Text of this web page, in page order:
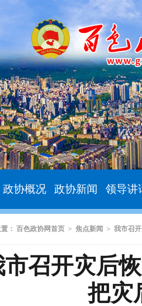
政协概况 政协新闻 领导讲
： 百色政协网首页 > 焦点新闻 > 我市召
市召开灾后
把灾